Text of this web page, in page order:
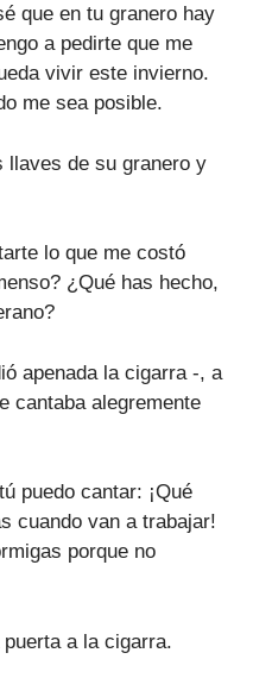
que en tu granero hay
a pedirte que me
vivir este invierno.
me sea posible.
llaves de su granero y
lo que me costó
¿Qué has hecho,
apenada la cigarra -, a
cantaba alegremente
puedo cantar: ¡Qué
cuando van a trabajar!
porque no
a la cigarra.